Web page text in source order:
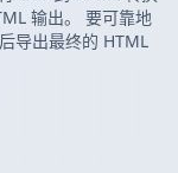
输出。 要可靠地
导出最终的 HTML